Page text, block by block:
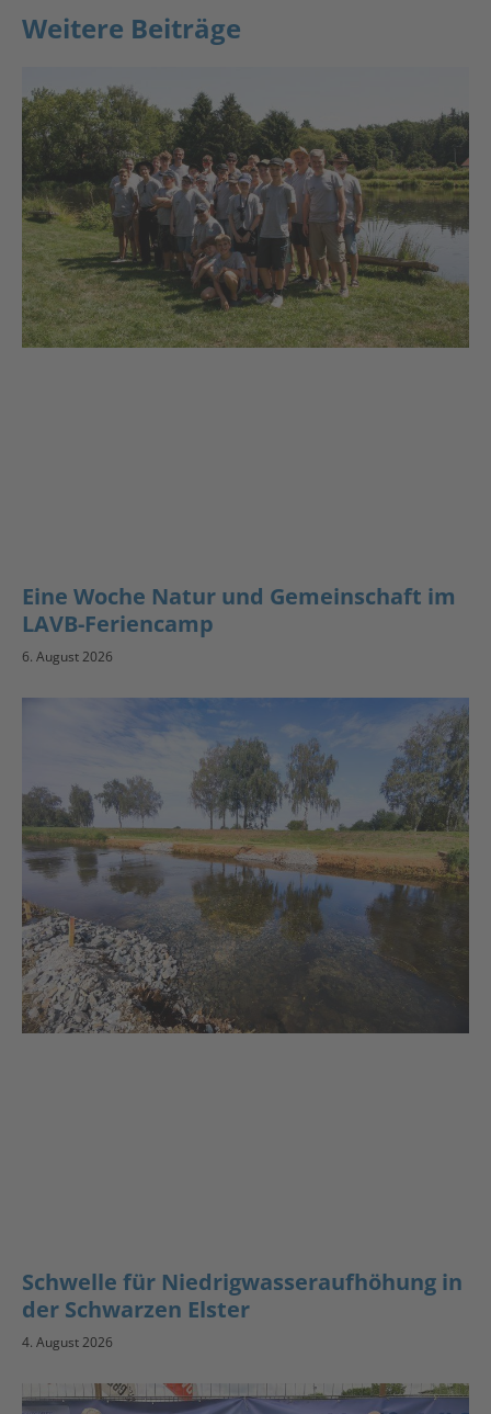
Weitere Beiträge
Eine Woche Natur und Gemeinschaft im
LAVB-Feriencamp
6. August 2026
Schwelle für Niedrigwasseraufhöhung in
der Schwarzen Elster
4. August 2026